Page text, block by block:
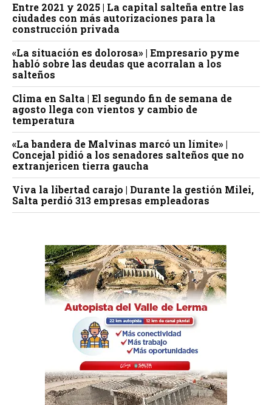
Entre 2021 y 2025 | La capital salteña entre las
ciudades con más autorizaciones para la
construcción privada
«La situación es dolorosa» | Empresario pyme
habló sobre las deudas que acorralan a los
salteños
Clima en Salta | El segundo fin de semana de
agosto llega con vientos y cambio de
temperatura
«La bandera de Malvinas marcó un límite» |
Concejal pidió a los senadores salteños que no
extranjericen tierra gaucha
Viva la libertad carajo | Durante la gestión Milei,
Salta perdió 313 empresas empleadoras